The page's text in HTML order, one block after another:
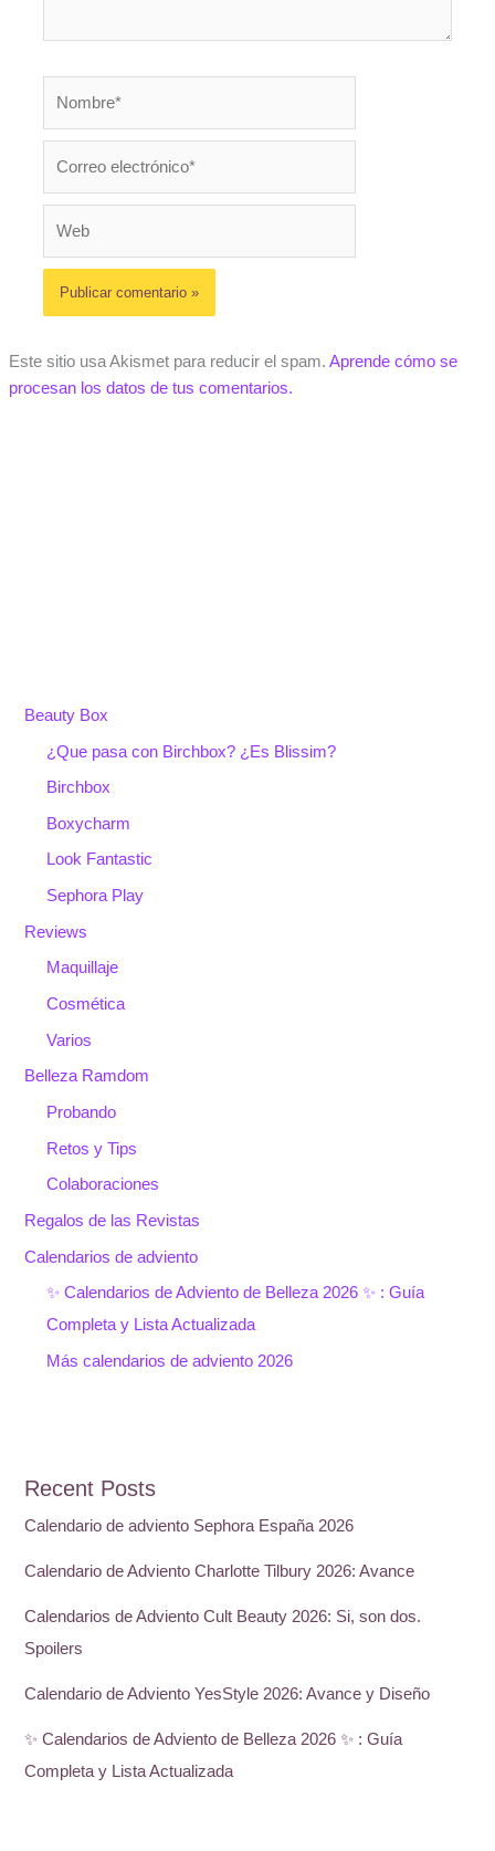
Este sitio usa Akismet para reducir el spam. Aprende cómo se
procesan los datos de tus comentarios.
Beauty Box
¿Que pasa con Birchbox? ¿Es Blissim?
Birchbox
Boxycharm
Look Fantastic
Sephora Play
Reviews
Maquillaje
Cosmética
Varios
Belleza Ramdom
Probando
Retos y Tips
Colaboraciones
Regalos de las Revistas
Calendarios de adviento
✨ Calendarios de Adviento de Belleza 2026 ✨ : Guía
Completa y Lista Actualizada
Más calendarios de adviento 2026
Recent Posts
Calendario de adviento Sephora España 2026
Calendario de Adviento Charlotte Tilbury 2026: Avance
Calendarios de Adviento Cult Beauty 2026: Si, son dos.
Spoilers
Calendario de Adviento YesStyle 2026: Avance y Diseño
✨ Calendarios de Adviento de Belleza 2026 ✨ : Guía
Completa y Lista Actualizada